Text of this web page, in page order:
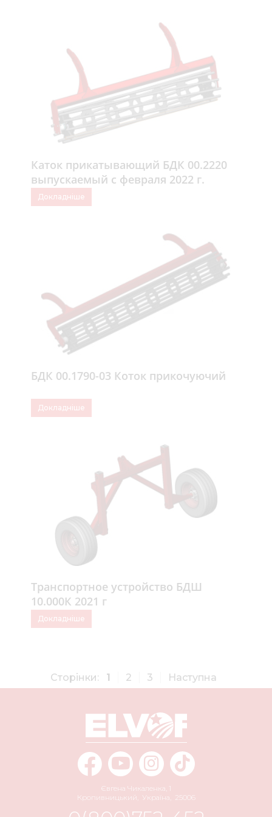
Каток прикатывающий БДК 00.2220
выпускаемый с февраля 2022 г.
Докладніше
БДК 00.1790-03 Коток прикочуючий
Докладніше
Транспортное устройство БДШ
10.000К 2021 г
Докладніше
Сторінки: 1 2 3 Наступна
Євгена Чикаленка, 1
Кропивницький
Україна 25006